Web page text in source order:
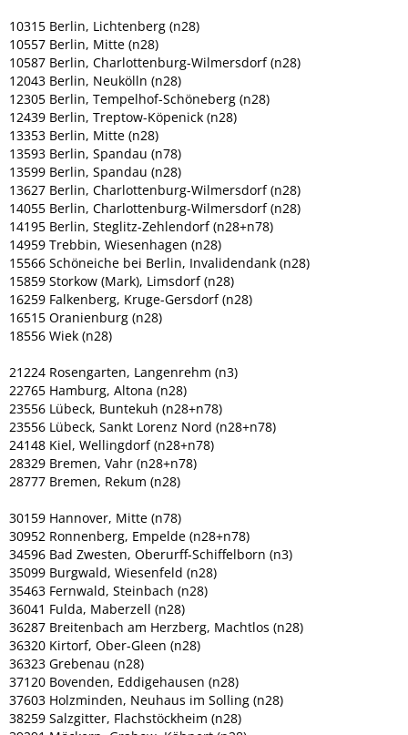
10315 Berlin, Lichtenberg (n28)
10557 Berlin, Mitte (n28)
10587 Berlin, Charlottenburg-Wilmersdorf (n28)
12043 Berlin, Neukölln (n28)
12305 Berlin, Tempelhof-Schöneberg (n28)
12439 Berlin, Treptow-Köpenick (n28)
13353 Berlin, Mitte (n28)
13593 Berlin, Spandau (n78)
13599 Berlin, Spandau (n28)
13627 Berlin, Charlottenburg-Wilmersdorf (n28)
14055 Berlin, Charlottenburg-Wilmersdorf (n28)
14195 Berlin, Steglitz-Zehlendorf (n28+n78)
14959 Trebbin, Wiesenhagen (n28)
15566 Schöneiche bei Berlin, Invalidendank (n28)
15859 Storkow (Mark), Limsdorf (n28)
16259 Falkenberg, Kruge-Gersdorf (n28)
16515 Oranienburg (n28)
18556 Wiek (n28)
21224 Rosengarten, Langenrehm (n3)
22765 Hamburg, Altona (n28)
23556 Lübeck, Buntekuh (n28+n78)
23556 Lübeck, Sankt Lorenz Nord (n28+n78)
24148 Kiel, Wellingdorf (n28+n78)
28329 Bremen, Vahr (n28+n78)
28777 Bremen, Rekum (n28)
30159 Hannover, Mitte (n78)
30952 Ronnenberg, Empelde (n28+n78)
34596 Bad Zwesten, Oberurff-Schiffelborn (n3)
35099 Burgwald, Wiesenfeld (n28)
35463 Fernwald, Steinbach (n28)
36041 Fulda, Maberzell (n28)
36287 Breitenbach am Herzberg, Machtlos (n28)
36320 Kirtorf, Ober-Gleen (n28)
36323 Grebenau (n28)
37120 Bovenden, Eddigehausen (n28)
37603 Holzminden, Neuhaus im Solling (n28)
38259 Salzgitter, Flachstöckheim (n28)